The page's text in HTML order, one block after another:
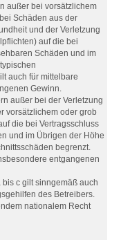
außer bei vorsätzlichem
Schäden aus der
und der Verletzung
auf die bei
Schäden und im
auch für mittelbare
Gewinn.
außer bei der Verletzung
vorsätzlichem oder grob
die bei Vertragsschluss
und im Übrigen der Höhe
begrenzt.
entgangenen
c gilt sinngemäß auch
des Betreibers.
nationalem Recht